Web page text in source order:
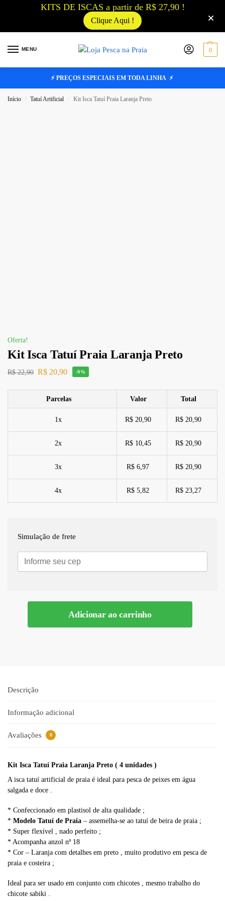
KITS DE ISCAS a partir de R$ 27,90 !
Clique Aqui !
MENU 0
⚡ PREÇOS ESPECIAIS EM TODA LINHA ⚡
Início / Tatuí Artificial / Kit Isca Tatuí Praia Laranja Preto
Oferta!
Kit Isca Tatuí Praia Laranja Preto
R$22,90 R$ 20,90 -9%
Parcelas Valor Total
1x R$ 20,90 R$ 20,90
2x R$ 10,45 R$ 20,90
3x R$ 6,97 R$ 20,90
4x R$ 5,82 R$ 23,27
Simulação de frete
Adicionar ao carrinho
n
t
v
Descrição
Informação adicional
Avaliações 0
Kit Isca Tatuí Praia Laranja Preto ( 4 unidades )
A isca tatuí artificial de praia é ideal para pesca de peixes em água
salgada e doce .
* Confeccionado em plastisol de alta qualidade ;
* Modelo Tatuí de Praia – assemelha-se ao tatuí de beira de praia ;
* Super flexível , nado perfeito ;
* Acompanha anzol nº 18
* Cor – Laranja com detalhes em preto , muito produtivo em pesca de
praia e costeira ;
Ideal para ser usado em conjunto com chicotes , mesmo trabalho do
chicote sabiki .